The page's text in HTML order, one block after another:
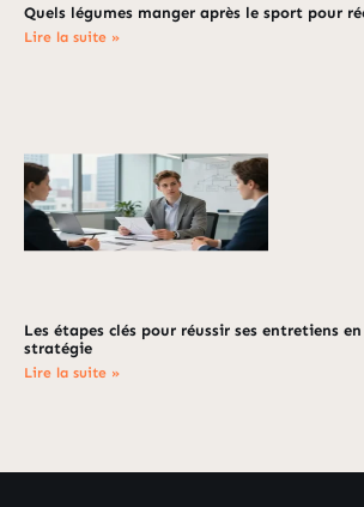
Quels légumes manger après le sport pour
Lire la suite »
Les étapes clés pour réussir ses entretiens
stratégie
Lire la suite »